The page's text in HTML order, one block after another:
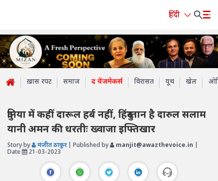
हिंदी
ख़ास रपट समाज द चेंजमेकर्स विरासत यूथ खेल
दुनिया में कहीं दारूल हर्ब नहीं, हिंदुस्तान है दारुल सलाम
यानी अमन की धरतीः ख्वाजा इफ्तिखार
Story by मंजीत ठाकुर | Published by manjit@awazthevoice.in
Date
21-03-2023